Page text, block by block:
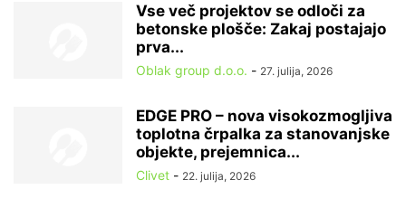
Vse več projektov se odloči za
betonske plošče: Zakaj postajajo
prva...
Oblak group d.o.o. - 27. julija, 2026
EDGE PRO – nova visokozmogljiva
toplotna črpalka za stanovanjske
objekte, prejemnica...
Clivet - 22. julija, 2026